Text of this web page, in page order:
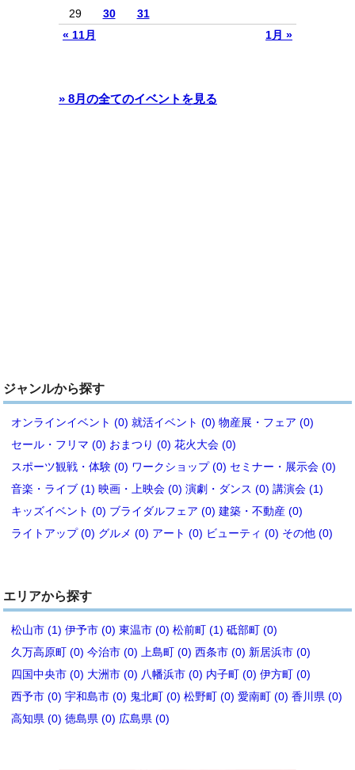
« 11月 1月 »
29
30 31
» 8月の全てのイベントを見る
ジャンルから探す
オンラインイベント (0) 就活イベント (0) 物産展・フェア (0)
セール・フリマ (0) おまつり (0) 花火大会 (0)
スポーツ観戦・体験 (0) ワークショップ (0) セミナー・展示会 (0)
音楽・ライブ (1) 映画・上映会 (0) 演劇・ダンス (0) 講演会 (1)
キッズイベント (0) ブライダルフェア (0) 建築・不動産 (0)
ライトアップ (0) グルメ (0) アート (0) ビューティ (0) その他 (0)
エリアから探す
松山市 (1) 伊予市 (0) 東温市 (0) 松前町 (1) 砥部町 (0)
久万高原町 (0) 今治市 (0) 上島町 (0) 西条市 (0) 新居浜市 (0)
四国中央市 (0) 大洲市 (0) 八幡浜市 (0) 内子町 (0) 伊方町 (0)
西予市 (0) 宇和島市 (0) 鬼北町 (0) 松野町 (0) 愛南町 (0) 香川県 (0)
高知県 (0) 徳島県 (0) 広島県 (0)